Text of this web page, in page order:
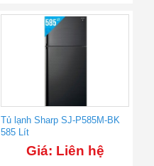
Tủ lạnh Sharp SJ-P585M-BK
585 Lít
Giá: Liên hệ